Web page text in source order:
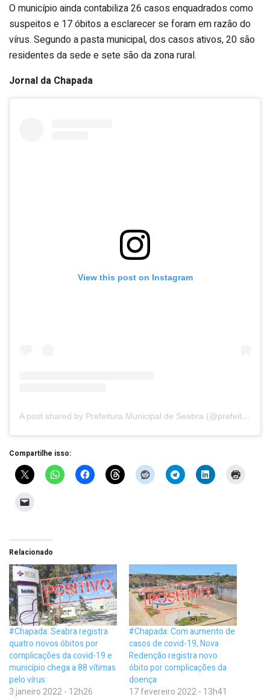
O município ainda contabiliza 26 casos enquadrados como
suspeitos e 17 óbitos a esclarecer se foram em razão do
vírus. Segundo a pasta municipal, dos casos ativos, 20 são
residentes da sede e sete são da zona rural.
Jornal da Chapada
View this post on Instagram
A post shared by Prefeitura Municipal de Seabra (@prefeituradeseabra)
Compartilhe isso:
Relacionado
#Chapada: Seabra registra
quatro novos óbitos por
complicações da covid-19 e
município chega a 88 vítimas
pelo vírus
3 janeiro 2022 - 12h26
#Chapada: Com aumento de
casos de covid-19, Nova
Redenção registra novo
óbito por complicações da
doença
17 fevereiro 2022 - 13h41